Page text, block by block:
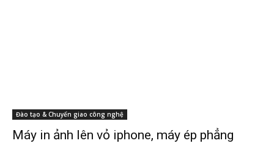
Đào tạo & Chuyển giao công nghệ
Máy in ảnh lên vỏ iphone, máy ép phẳng